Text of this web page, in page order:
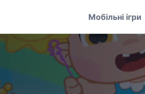
Мобільні ігри